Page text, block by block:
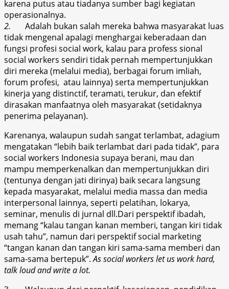
karena putus atau tiadanya sumber bagi kegiatan
operasionalnya.
2.
Adalah bukan salah mereka bahwa masyarakat luas
tidak mengenal apalagi menghargai keberadaan dan
fungsi profesi social work, kalau para profess sional
social workers sendiri tidak pernah mempertunjukkan
diri mereka (melalui media), berbagai forum imliah,
forum profesi, atau lainnya) serta mempertunjukkan
kinerja yang distinctif, teramati, terukur, dan efektif
dirasakan manfaatnya oleh masyarakat (setidaknya
penerima pelayanan).
Karenanya, walaupun sudah sangat terlambat, adagium
mengatakan “lebih baik terlambat dari pada tidak”, para
social workers Indonesia supaya berani, mau dan
mampu memperkenalkan dan mempertunjukkan diri
(tentunya dengan jati dirinya) baik secara langsung
kepada masyarakat, melalui media massa dan media
interpersonal lainnya, seperti pelatihan, lokarya,
seminar, menulis di jurnal dll.Dari perspektif ibadah,
memang “kalau tangan kanan memberi, tangan kiri tidak
usah tahu”, namun dari perspektif social marketing
“tangan kanan dan tangan kiri sama-sama memberi dan
sama-sama bertepuk”.As social workers let us work hard,
talk loud and write a lot.